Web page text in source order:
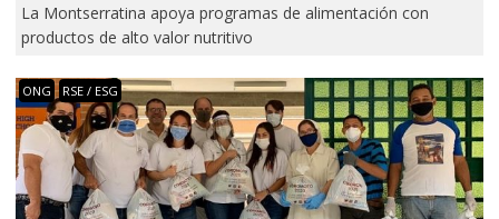
La Montserratina apoya programas de alimentación con
productos de alto valor nutritivo
ONG RSE / ESG